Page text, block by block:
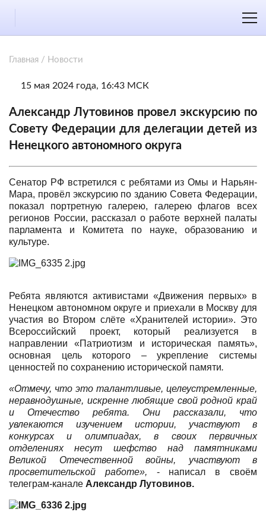
Главная / Новости
15 мая 2024 года, 16:43 МСК
Александр Лутовинов провел экскурсию по
Совету Федерации для делегации детей из
Ненецкого автономного округа
Сенатор РФ встретился с ребятами из Омы и Нарьян-
Мара, провёл экскурсию по зданию Совета Федерации,
показал портретную галерею, галерею флагов всех
регионов России, рассказал о работе верхней палаты
парламента и Комитета по науке, образованию и
культуре.
Ребята являются активистами «Движения первых» в
Ненецком автономном округе и приехали в Москву для
участия во Втором слёте «Хранителей истории». Это
Всероссийский проект, который реализуется в
направлении «Патриотизм и историческая память»,
основная цель которого – укрепление системы
ценностей по сохранению исторической памяти.
«Отмечу, что это талантливые, целеустремленные,
неравнодушные, искренне любящие свой родной край
и Отечество ребята. Они рассказали, что
увлекаются изучением истории, участвуют в
конкурсах и олимпиадах, в своих первичных
отделениях несут шефство над памятниками
Великой Отечественной войны, участвуют в
просветительской работе», - написал в своём
телеграм-канале Александр Лутовинов.